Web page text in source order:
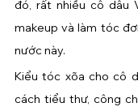
đó, rất nhiều cô dâu
makeup và làm tóc
nước này.
Kiểu tóc xõa cho cô
cách tiểu thư, công